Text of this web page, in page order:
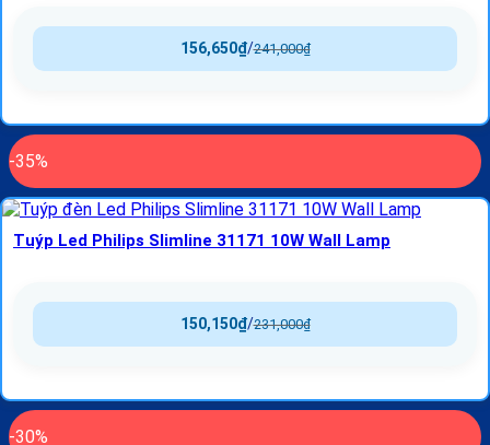
241,000₫
/
156,650₫
-35%
Tuýp Led Philips Slimline 31171 10W Wall Lamp
231,000₫
/
150,150₫
-30%